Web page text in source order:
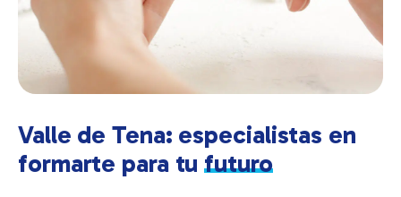
Valle de Tena: especialistas en
formarte para tufuturo